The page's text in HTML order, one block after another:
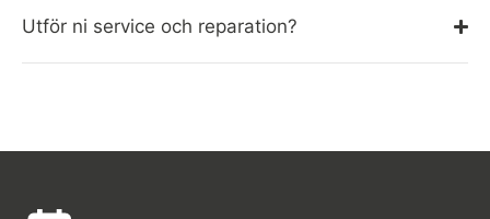
Utför ni service och reparation?